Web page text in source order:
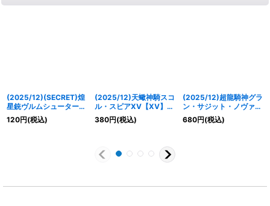
(2025/12)(SECRET)煌
星銃ヴルムシューター
(BSC50収録)【R-
SEC】{BS43-073}
120円(税込)
(2025/12)天蠍神騎スコ
ル・スピアXV【XV】
{BSC49-XV11}《青》
380円(税込)
(2025/12)超龍騎神グラ
ン・サジット・ノヴァ
(BSC50収録)【X】
{BS51-10thX04}《多》
680円(税込)